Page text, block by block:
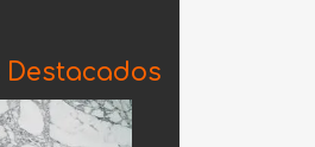
Destacados